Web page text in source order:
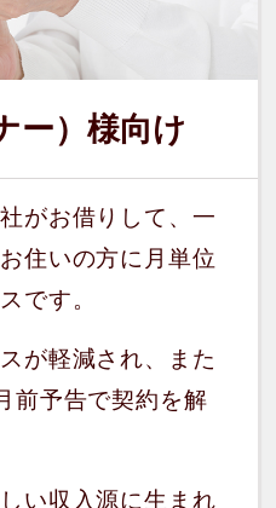
ー）様向け
がお借りして、一
住いの方に月単位
です。
が軽減され、また
前予告で契約を解
い収入源に生まれ